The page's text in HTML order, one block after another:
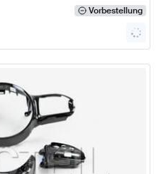
Vorbestellung